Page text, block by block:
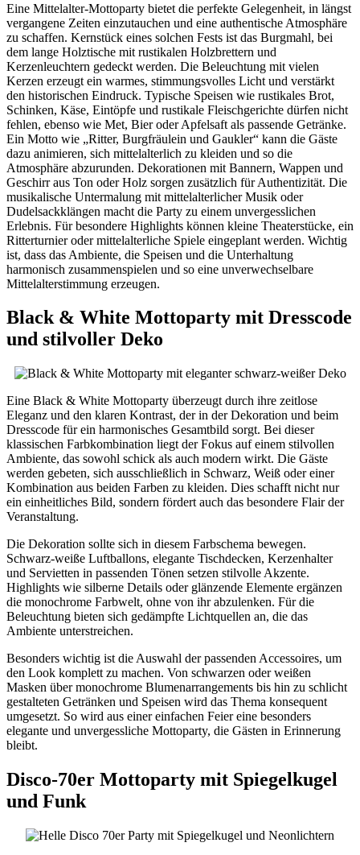
Eine Mittelalter-Mottoparty bietet die perfekte Gelegenheit, in längst
vergangene Zeiten einzutauchen und eine authentische Atmosphäre
zu schaffen. Kernstück eines solchen Fests ist das Burgmahl, bei
dem lange Holztische mit rustikalen Holzbrettern und
Kerzenleuchtern gedeckt werden. Die Beleuchtung mit vielen
Kerzen erzeugt ein warmes, stimmungsvolles Licht und verstärkt
den historischen Eindruck. Typische Speisen wie rustikales Brot,
Schinken, Käse, Eintöpfe und rustikale Fleischgerichte dürfen nicht
fehlen, ebenso wie Met, Bier oder Apfelsaft als passende Getränke.
Ein Motto wie „Ritter, Burgfräulein und Gaukler“ kann die Gäste
dazu animieren, sich mittelalterlich zu kleiden und so die
Atmosphäre abzurunden. Dekorationen mit Bannern, Wappen und
Geschirr aus Ton oder Holz sorgen zusätzlich für Authentizität. Die
musikalische Untermalung mit mittelalterlicher Musik oder
Dudelsackklängen macht die Party zu einem unvergesslichen
Erlebnis. Für besondere Highlights können kleine Theaterstücke, ein
Ritterturnier oder mittelalterliche Spiele eingeplant werden. Wichtig
ist, dass das Ambiente, die Speisen und die Unterhaltung
harmonisch zusammenspielen und so eine unverwechselbare
Mittelalterstimmung erzeugen.
Black & White Mottoparty mit Dresscode
und stilvoller Deko
Eine Black & White Mottoparty überzeugt durch ihre zeitlose
Eleganz und den klaren Kontrast, der in der Dekoration und beim
Dresscode für ein harmonisches Gesamtbild sorgt. Bei dieser
klassischen Farbkombination liegt der Fokus auf einem stilvollen
Ambiente, das sowohl schick als auch modern wirkt. Die Gäste
werden gebeten, sich ausschließlich in Schwarz, Weiß oder einer
Kombination aus beiden Farben zu kleiden. Dies schafft nicht nur
ein einheitliches Bild, sondern fördert auch das besondere Flair der
Veranstaltung.
Die Dekoration sollte sich in diesem Farbschema bewegen.
Schwarz-weiße Luftballons, elegante Tischdecken, Kerzenhalter
und Servietten in passenden Tönen setzen stilvolle Akzente.
Highlights wie silberne Details oder glänzende Elemente ergänzen
die monochrome Farbwelt, ohne von ihr abzulenken. Für die
Beleuchtung bieten sich gedämpfte Lichtquellen an, die das
Ambiente unterstreichen.
Besonders wichtig ist die Auswahl der passenden Accessoires, um
den Look komplett zu machen. Von schwarzen oder weißen
Masken über monochrome Blumenarrangements bis hin zu schlicht
gestalteten Getränken und Speisen wird das Thema konsequent
umgesetzt. So wird aus einer einfachen Feier eine besonders
elegante und unvergessliche Mottoparty, die Gästen in Erinnerung
bleibt.
Disco-70er Mottoparty mit Spiegelkugel
und Funk